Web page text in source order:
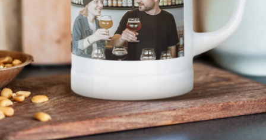
Mit Liebe gemacht, im Handumdrehen
Erstelle etwas Einzigartiges in wenigen Schritten – mit
ihrem Namen, deinem Foto oder einer Nachricht von
Herzen. Kein Stress, nur pure Liebe für den perfekten
Moment.